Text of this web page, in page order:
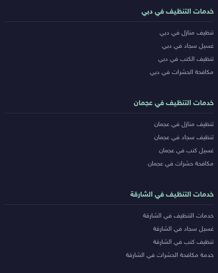
روابط
المدن
خدمات التنظيف في دبي
تنظيف منازل في دبي
غسيل سجاد في دبي
تنظيف الكنب في دبي
مكافحة الحشرات في دبي
خدمات التنظيف في عجمان
تنظيف منازل في عجمان
تنظيف سجاد في عجمان
غسيل كنب في عجمان
مكافحة حشرات في عجمان
خدمات التنظيف في الشارقة
خدمات التنظيف في الشارقة
غسيل سجاد في الشارقة
تنظيف كنب في الشارقة
خدمة مكافحة الحشرات في الشارقة